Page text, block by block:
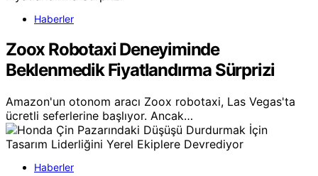
Haberler
Zoox Robotaxi Deneyiminde
Beklenmedik Fiyatlandırma Sürprizi
Amazon'un otonom aracı Zoox robotaxi, Las Vegas'ta
ücretli seferlerine başlıyor. Ancak…
Haberler